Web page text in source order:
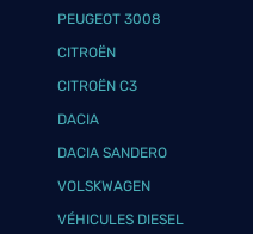
PEUGEOT 3008
CITROËN
CITROËN C3
DACIA
DACIA SANDERO
VOLSKWAGEN
VÉHICULES DIESEL